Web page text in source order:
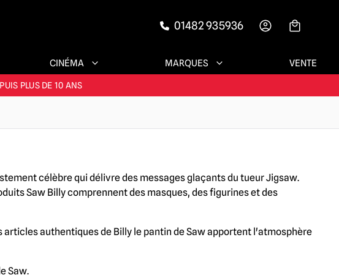
01482 935936
CINÉMA MARQUES VENTE
DE 60 000 CLIENTS SATISFAITS
PLUS DE 10 ANS
DE 300 ACCESSOIRES !
célèbre qui délivre des messages glaçants du tueur Jigsaw.
Saw Billy comprennent des masques, des figurines et des
authentiques de Billy le pantin de Saw apportent l'atmosphère
Saw.